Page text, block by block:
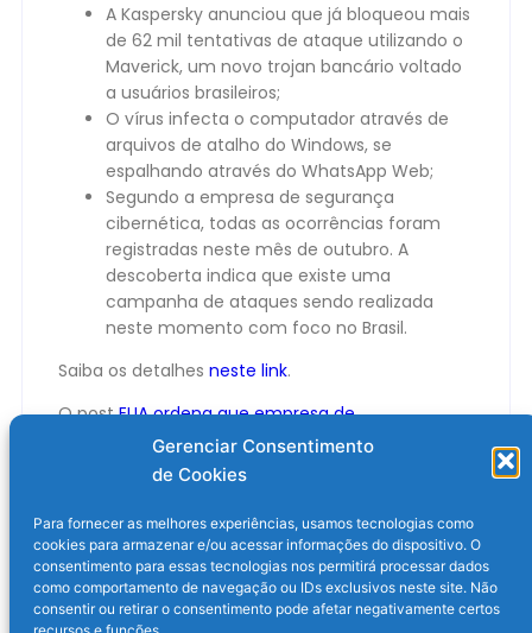
Gerenciar Consentimento
de Cookies
Para fornecer as melhores experiências, usamos tecnologias como
cookies para armazenar e/ou acessar informações do dispositivo. O
consentimento para essas tecnologias nos permitirá processar dados
como comportamento de navegação ou IDs exclusivos neste site. Não
consentir ou retirar o consentimento pode afetar negativamente certos
A Kaspersky anunciou que já bloqueou mais
de 62 mil tentativas de ataque utilizando o
Maverick, um novo trojan bancário voltado
a usuários brasileiros;
O vírus infecta o computador através de
arquivos de atalho do Windows, se
espalhando através do WhatsApp Web;
Segundo a empresa de segurança
cibernética, todas as ocorrências foram
registradas neste mês de outubro. A
descoberta indica que existe uma
campanha de ataques sendo realizada
neste momento com foco no Brasil.
Saiba os detalhes neste link.
O postEUA ordena que empresa de
ciberinteligência pare de espionar o WhatsApp
apareceu primeiro em